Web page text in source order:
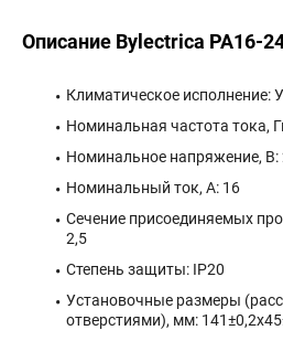
Описание Bylectrica РА16-
Климатическое исполнение:
Номинальная частота тока,
Номинальное напряжение, В:
Номинальный ток, А: 16
Сечение присоединяемых
2,5
Степень защиты: IP20
Установочные размеры
отверстиями), мм: